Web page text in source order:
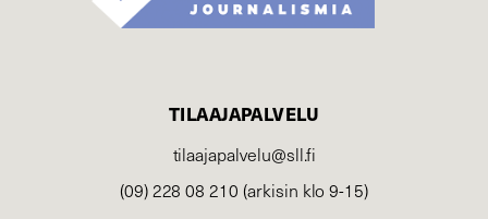
TILAAJAPALVELU
tilaajapalvelu@sll.fi
(09) 228 08 210 (arkisin klo 9-15)